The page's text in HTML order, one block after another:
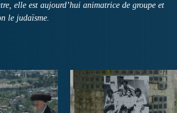
elle est aujourd’hui animatrice de groupe et
le judaïsme.